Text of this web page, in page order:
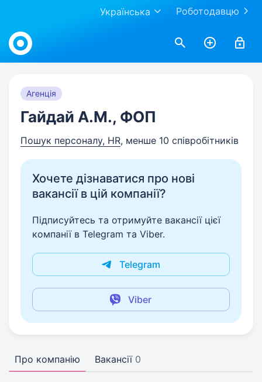
Роботодавцю
Українська
Work.ua
Агенція
Гайдай А.М., ФОП
Пошук персоналу, HR, менше 10 співробітників
Хочете дізнаватися про нові
вакансії в цій компанії?
Підписуйтесь та отримуйте вакансії цієї
компанії в Telegram та Viber.
Telegram
Viber
Про компанію Вакансії 0